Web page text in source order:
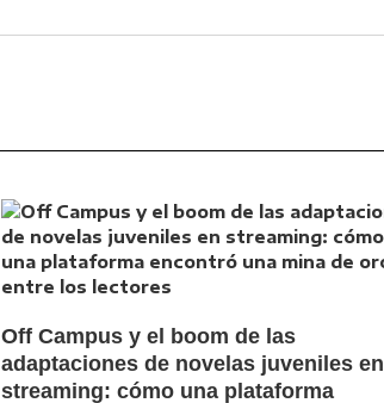
Off Campus y el boom de las
adaptaciones de novelas juveniles en
streaming: cómo una plataforma